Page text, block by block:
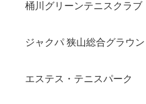
桶川グリーンテニスクラブ
ジャクパ 狭山総合グラウン
エステス・テニスパーク